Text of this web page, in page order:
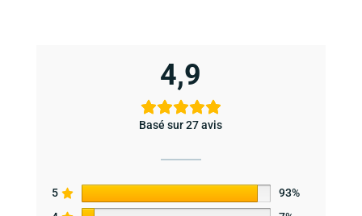
4,9
Basé sur 27 avis
5
93%